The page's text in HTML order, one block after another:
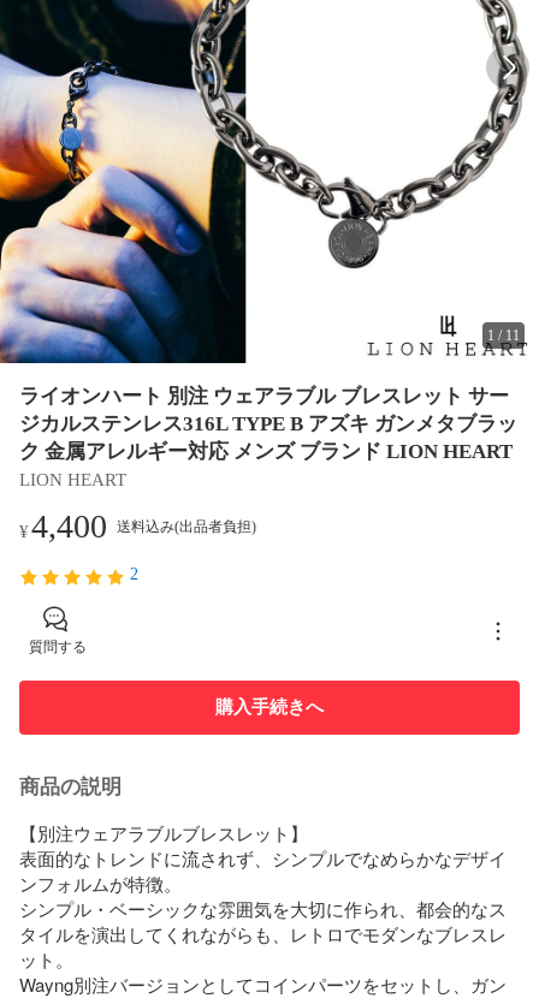
1 / 11
ライオンハート 別注 ウェアラブル ブレスレット サー
ジカルステンレス316L TYPE B アズキ ガンメタブラッ
ク 金属アレルギー対応 メンズ ブランド LION HEART
LION HEART
¥4,400 送料込み(出品者負担)
2
質問する
購入手続きへ
商品の説明
【別注ウェアラブルブレスレット】
表面的なトレンドに流されず、シンプルでなめらかなデザイ
ンフォルムが特徴。
シンプル・ベーシックな雰囲気を大切に作られ、都会的なス
タイルを演出してくれながらも、レトロでモダンなブレスレ
ット。
Wayng別注バージョンとしてコインパーツをセットし、ガン